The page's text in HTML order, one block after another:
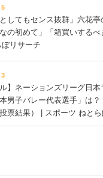
5
してもセンス抜群」六花亭
の初めて」「箱買いするべ
リサーチ
3
ル】ネーションズリーグ日
男子バレー代表選手」は
票結果） | スポーツ ねと